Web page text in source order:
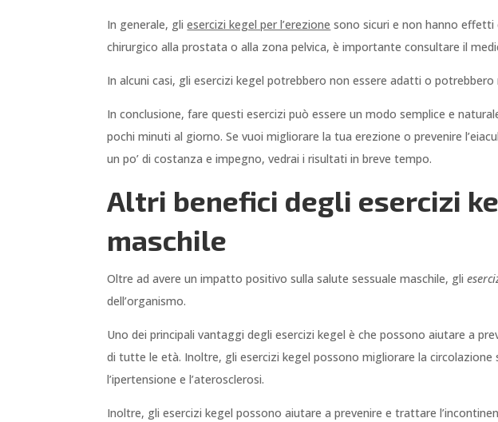
In generale, gliesercizi kegel per l’erezione sono sicuri e non hanno
chirurgico alla prostata o alla zona pelvica, è importante consultare il
In alcuni casi, gli esercizi kegel potrebbero non essere adatti o
In conclusione, fare questi esercizi può essere un modo semplice e
pochi minuti al giorno. Se vuoi migliorare la tua erezione o prevenire
un po’ di costanza e impegno, vedrai i risultati in breve tempo.
Altri benefici degli esercizi
maschile
Oltre ad avere un impatto positivo sulla salute sessuale maschile, gli
dell’organismo.
Uno dei principali vantaggi degli esercizi kegel è che possono aiutare a
di tutte le età. Inoltre, gli esercizi kegel possono migliorare la
l’ipertensione e l’aterosclerosi.
Inoltre, gli esercizi kegel possono aiutare a prevenire e trattare